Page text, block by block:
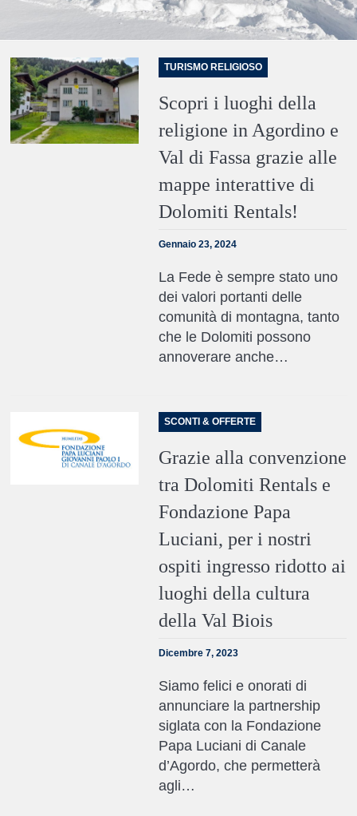
TURISMO RELIGIOSO
Scopri i luoghi della
religione in Agordino e
Val di Fassa grazie alle
mappe interattive di
Dolomiti Rentals!
Gennaio 23, 2024
La Fede è sempre stato uno
dei valori portanti delle
comunità di montagna, tanto
che le Dolomiti possono
annoverare anche…
SCONTI & OFFERTE
Grazie alla convenzione
tra Dolomiti Rentals e
Fondazione Papa
Luciani, per i nostri
ospiti ingresso ridotto ai
luoghi della cultura
della Val Biois
Dicembre 7, 2023
Siamo felici e onorati di
annunciare la partnership
siglata con la Fondazione
Papa Luciani di Canale
d’Agordo, che permetterà
agli…